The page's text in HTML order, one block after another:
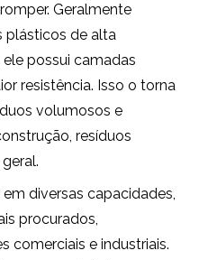
Geralmente
plásticos de alta
possui camadas
resistência. Isso o torna
volumosos e
resíduos
diversas capacidades,
procurados,
comerciais e industriais.